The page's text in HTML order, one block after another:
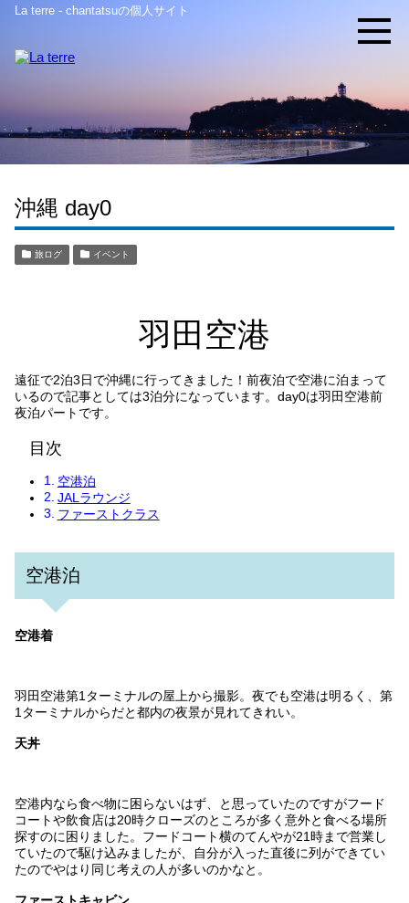
La terre - chantatsuの個人サイト
沖縄 day0
旅ログ イベント
羽田空港
遠征で2泊3日で沖縄に行ってきました！前夜泊で空港に泊まって
いるので記事としては3泊分になっています。day0は羽田空港前
夜泊パートです。
目次
空港泊
JALラウンジ
ファーストクラス
空港泊
空港着
羽田空港第1ターミナルの屋上から撮影。夜でも空港は明るく、第
1ターミナルからだと都内の夜景が見れてきれい。
天丼
空港内なら食べ物に困らないはず、と思っていたのですがフード
コートや飲食店は20時クローズのところが多く意外と食べる場所
探すのに困りました。フードコート横のてんやが21時まで営業し
ていたので駆け込みましたが、自分が入った直後に列ができてい
たのでやはり同じ考えの人が多いのかなと。